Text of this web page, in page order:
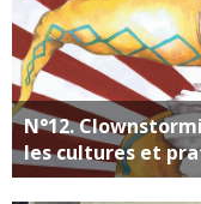
N°12.
les cultures et